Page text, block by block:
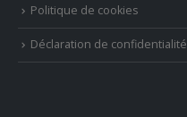
Politique de cookies
Déclaration de confidentialité